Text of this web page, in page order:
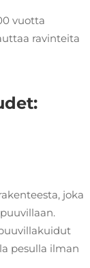
vuotta
ravinteita
joka
pesulla ilman